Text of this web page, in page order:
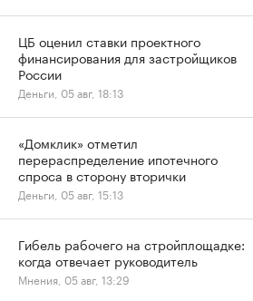
ЦБ оценил ставки проектного
финансирования для застройщиков
России
Деньги, 05 авг, 18:13
«Домклик» отметил
перераспределение ипотечного
спроса в сторону вторички
Деньги, 05 авг, 15:13
Гибель рабочего на стройплощадке:
когда отвечает руководитель
Мнения, 05 авг, 13:29